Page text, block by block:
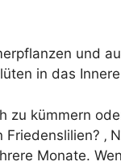
und
in das
kümmern
Monate.